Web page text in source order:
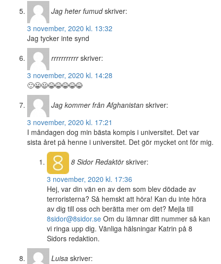
Jag heter fumud skriver:
3 november, 2020 kl. 13:32
Jag tycker inte synd
rrrrrrrrrrr skriver:
3 november, 2020 kl. 14:28
🙂😀😃😂😂😂😂😂
Jag kommer från Afghanistan skriver:
3 november, 2020 kl. 17:21
I måndagen dog min bästa kompis i universitet. Det var
sista året på henne i universitet. Det gör mycket ont för mig.
8 SidorRedaktör skriver:
3 november, 2020 kl. 17:36
Hej, var din vän en av dem som blev dödade av
terroristerna? Så hemskt att höra! Kan du inte höra
av dig till oss och berätta mer om det? Mejla till
8sidor@8sidor.se Om du lämnar ditt nummer så kan
vi ringa upp dig. Vänliga hälsningar Katrin på 8
Sidors redaktion.
Luisa skriver: